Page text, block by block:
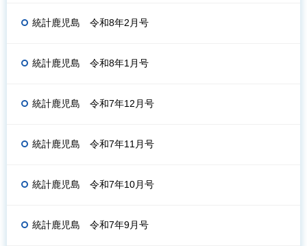
統計鹿児島 令和8年2月号
統計鹿児島 令和8年1月号
統計鹿児島 令和7年12月号
統計鹿児島 令和7年11月号
統計鹿児島 令和7年10月号
統計鹿児島 令和7年9月号